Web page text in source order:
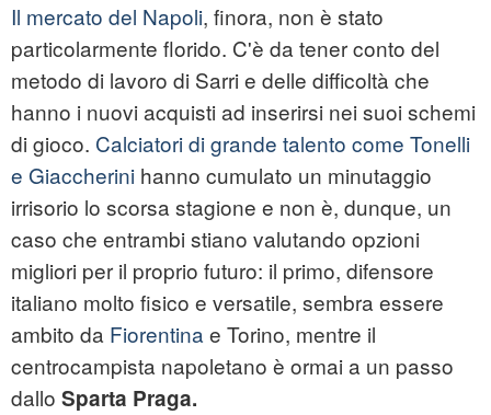
Il mercato del Napoli, finora, non è stato
particolarmente florido. C'è da tener conto del
metodo di lavoro di Sarri e delle difficoltà che
hanno i nuovi acquisti ad inserirsi nei suoi schemi
di gioco. Calciatori di grande talento come Tonelli
e Giaccherini hanno cumulato un minutaggio
irrisorio lo scorsa stagione e non è, dunque, un
caso che entrambi stiano valutando opzioni
migliori per il proprio futuro: il primo, difensore
italiano molto fisico e versatile, sembra essere
ambito da Fiorentina e Torino, mentre il
centrocampista napoletano è ormai a un passo
dallo Sparta Praga.